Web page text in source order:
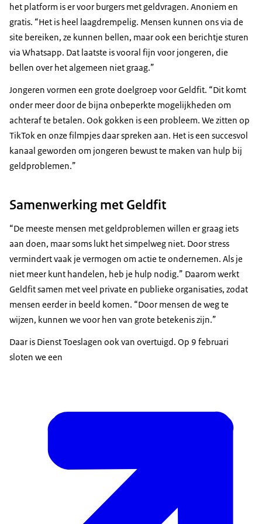
het platform is er voor burgers met geldvragen. Anoniem en
gratis. “Het is heel laagdrempelig. Mensen kunnen ons via de
site bereiken, ze kunnen bellen, maar ook een berichtje sturen
via Whatsapp. Dat laatste is vooral fijn voor jongeren, die
bellen over het algemeen niet graag.”
Jongeren vormen een grote doelgroep voor Geldfit. “Dit komt
onder meer door de bijna onbeperkte mogelijkheden om
achteraf te betalen. Ook gokken is een probleem. We zitten op
TikTok en onze filmpjes daar spreken aan. Het is een succesvol
kanaal geworden om jongeren bewust te maken van hulp bij
geldproblemen.”
Samenwerking met Geldfit
“De meeste mensen met geldproblemen willen er graag iets
aan doen, maar soms lukt het simpelweg niet. Door stress
vermindert vaak je vermogen om actie te ondernemen. Als je
niet meer kunt handelen, heb je hulp nodig.” Daarom werkt
Geldfit samen met veel private en publieke organisaties, zodat
mensen eerder in beeld komen. “Door mensen de weg te
wijzen, kunnen we voor hen van grote betekenis zijn.”
Daar is Dienst Toeslagen ook van overtuigd. Op 9 februari
sloten we een